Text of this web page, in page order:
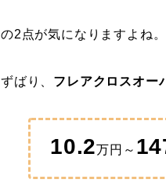
の2点が気になりますよね。
ずばり、 フレアクロスオー
10.2万円～